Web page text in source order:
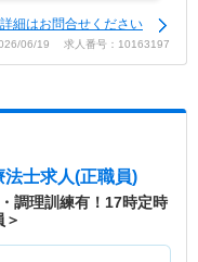
はお問合せください
06/19 求人番号：10163197
法士求人(正職員)
調理訓練有！17時定時